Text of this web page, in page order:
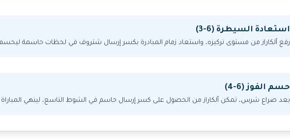
استعادة السيطرة (6-3)
رفع ألكاراز من مستوى تركيزه، واستعاد زمام المبادرة بكسر إرسال شتروف في لحظات حاسمة ليحسم
حسم الفوز (6-4)
بعد صراع شرس، تمكن ألكاراز من الحصول على كسر إرسال حاسم في الشوط التاسع، لينهي